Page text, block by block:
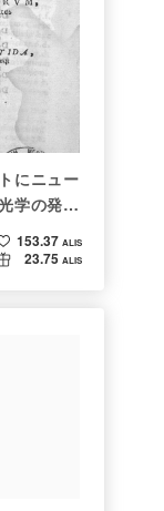
にニュー
学の発展
153.37 ALIS
23.75 ALIS